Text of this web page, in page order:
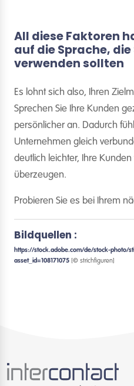
All diese Faktoren
auf die Sprache,
verwenden sollten
Es lohnt sich also, Ihren
Sprechen Sie Ihre Kunden
persönlicher an. Dadurch
Unternehmen gleich
deutlich leichter, Ihre
überzeugen.
Probieren Sie es bei Ihrem
Bildquellen :
https://stock.adobe.com/de/stock-photo/
asset_id=108171075 [© strichfiguren]